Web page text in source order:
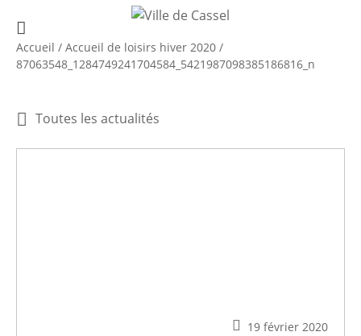
Accueil / Accueil de loisirs hiver 2020 /
87063548_1284749241704584_5421987098385186816_n
Toutes les actualités
19 février 2020